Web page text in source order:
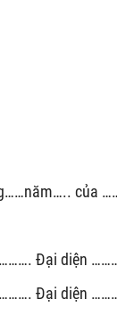
của
Đại diện
Đại diện